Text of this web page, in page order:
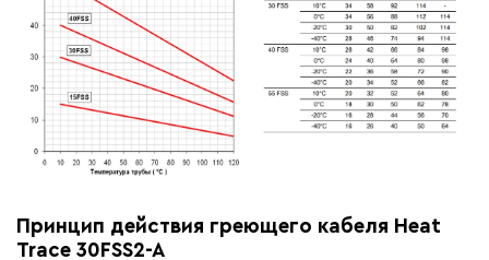
Принцип действия греющего кабеля Heat
Trace 30FSS2-A